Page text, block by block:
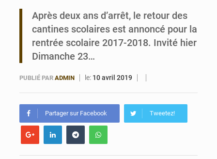
Bénin : Le CEG La Verdure de Ouèdo fait sa mue pour la rentrée
Après deux ans d’arrêt, le retour des
cantines scolaires est annoncé pour la
rentrée scolaire 2017-2018. Invité hier
Dimanche 23…
PUBLIÉ PAR ADMIN le: 10 avril 2019
Partager sur Facebook Tweetez!